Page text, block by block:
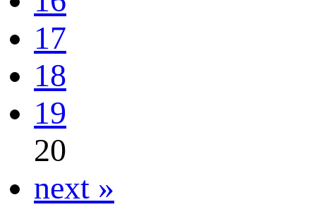
17
18
19
20
next »